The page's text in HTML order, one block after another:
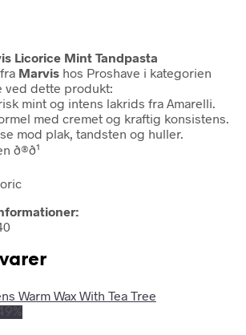
Licorice Mint Tandpasta
fra Marvis hos Proshave i kategorien
ved dette produkt:
mint og intens lakrids fra Amarelli.
med cremet og kraftig konsistens.
mod plak, tandsten og huller.